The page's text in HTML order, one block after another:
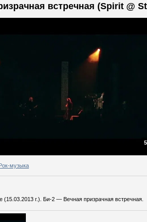
встречная (Spirit @
музыка
(15.03.2013 г.). Би-2 — Вечная призрачная встречная.